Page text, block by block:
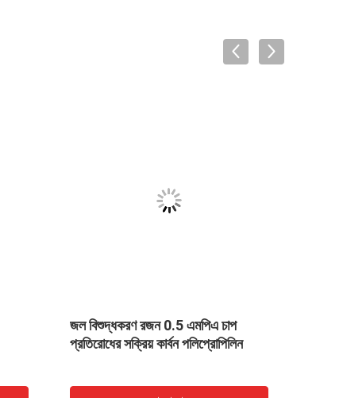
জল বিশুদ্ধকরণ রজন 0.5 এমপিএ চাপ
প্রতিরোধের সক্রিয় কার্বন পলিপ্রোপিলিন